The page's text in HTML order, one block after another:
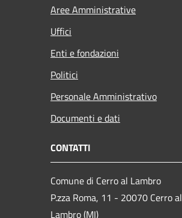
Aree Amministrative
Uffici
Enti e fondazioni
Politici
Personale Amministrativo
Documenti e dati
CONTATTI
Comune di Cerro al Lambro
P.zza Roma, 11 - 20070 Cerro al
Lambro (MI)